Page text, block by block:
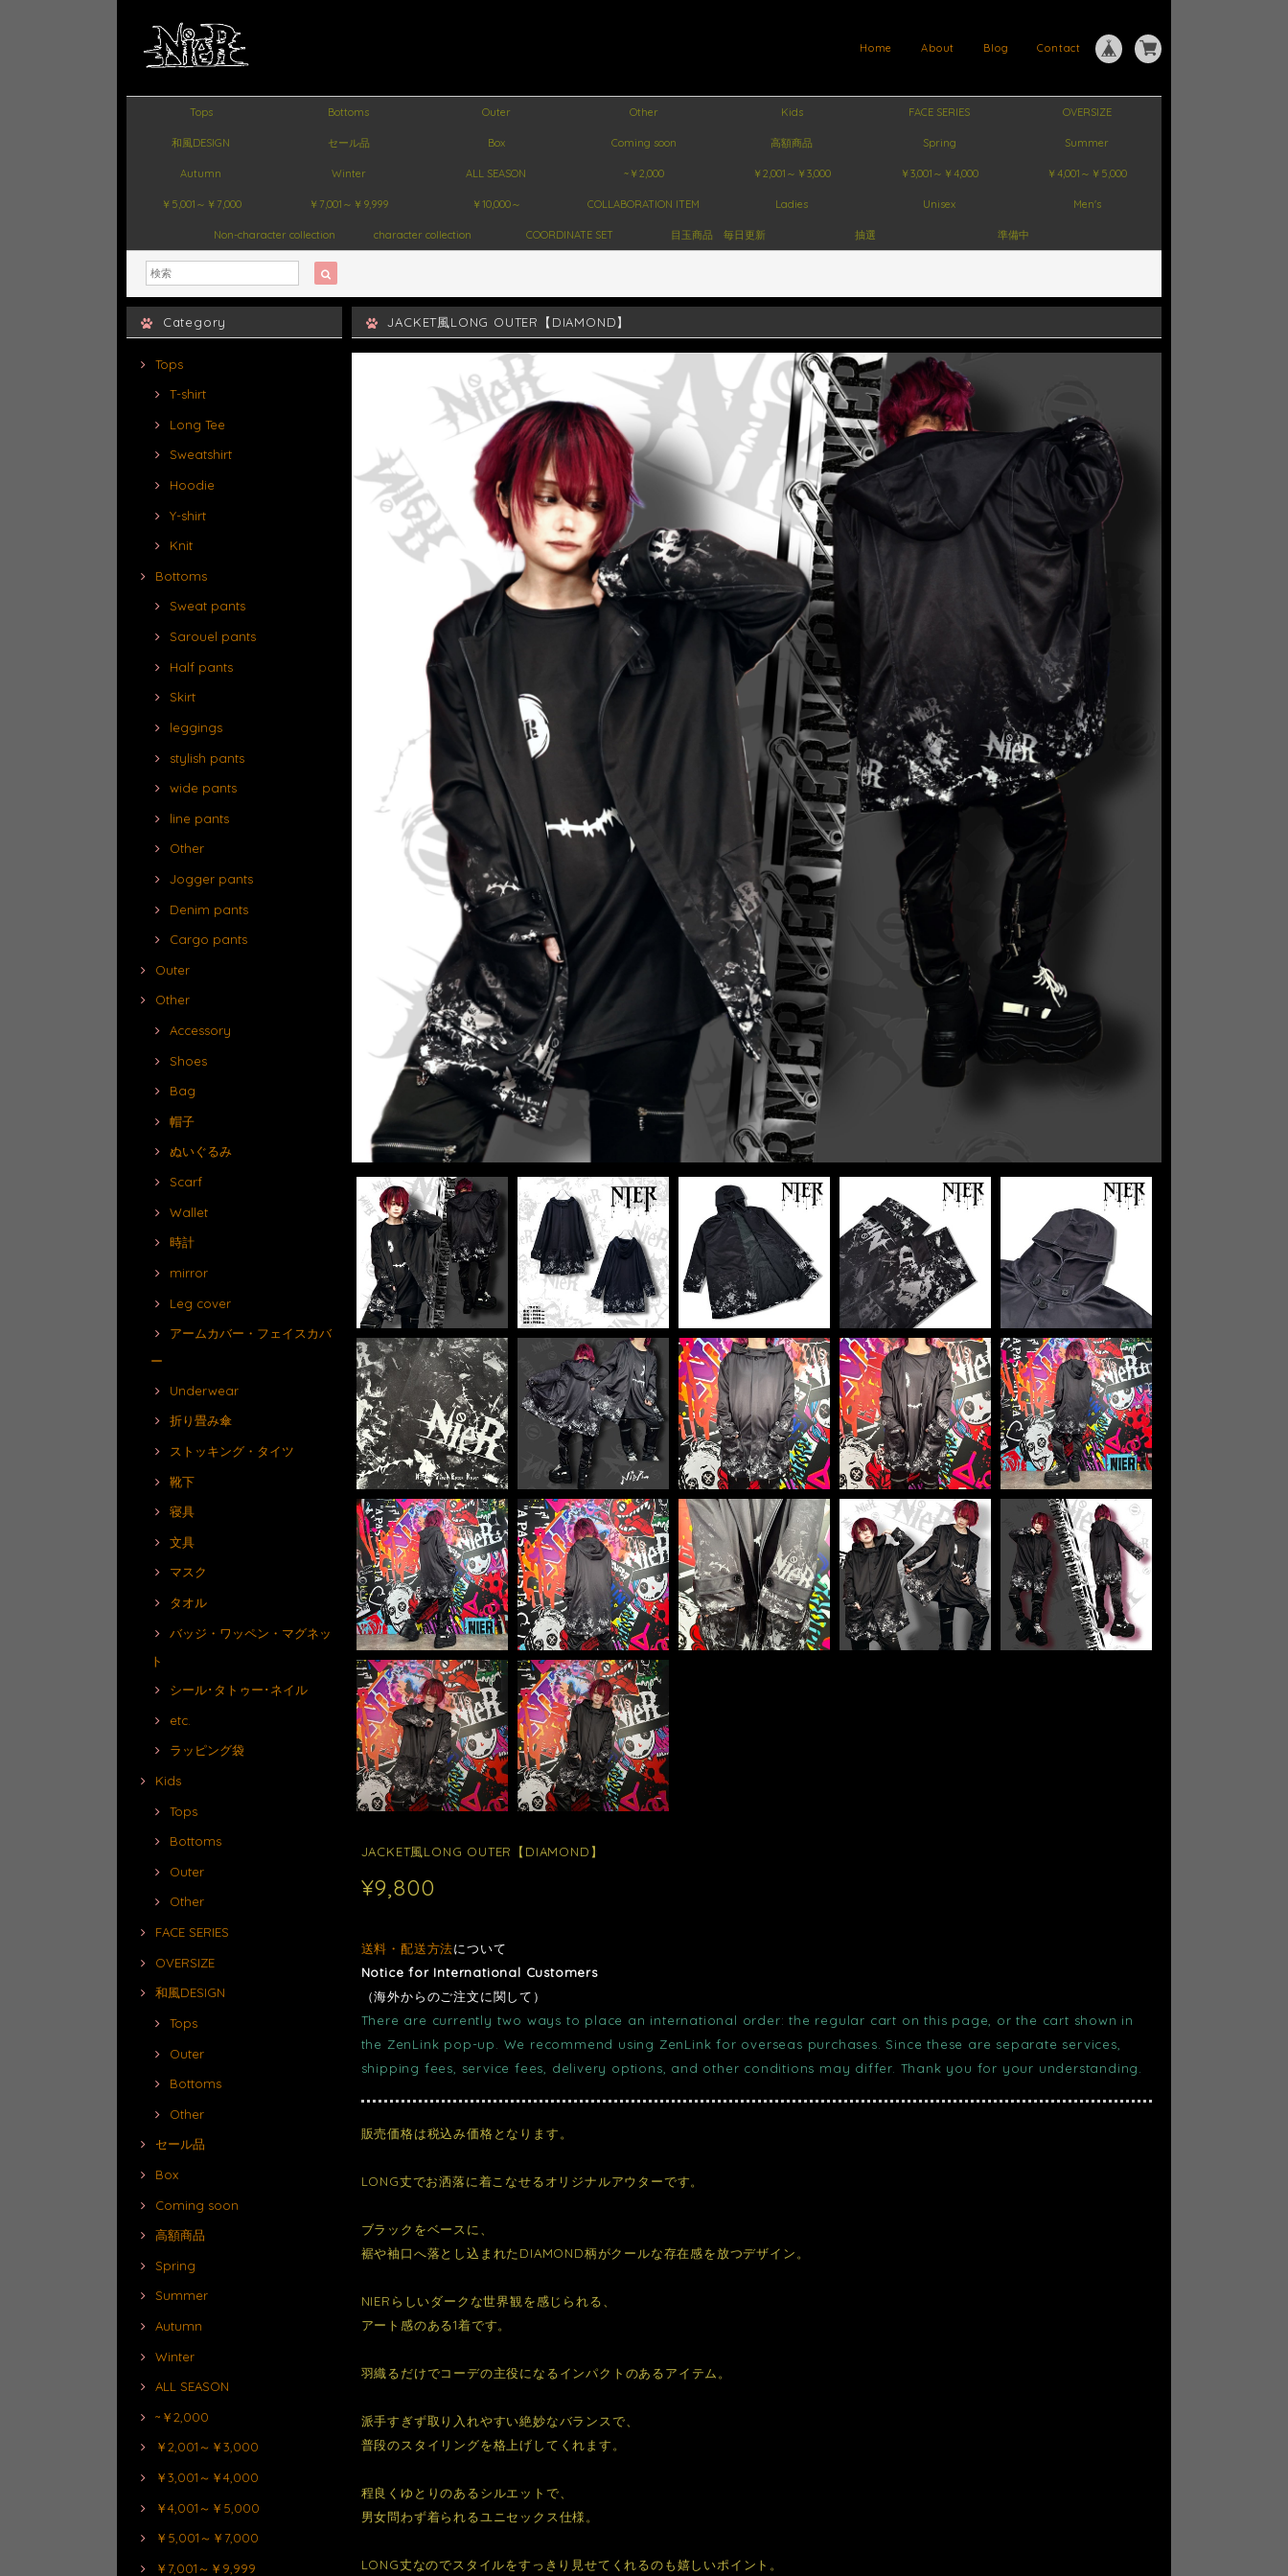
Contact
Blog
About
Home
Tops Bottoms Outer Other Kids FACE SERIES OVERSIZE
和風DESIGN セール品 Box Coming soon 高額商品 Spring Summer
Autumn Winter ALL SEASON ~￥2,000 ￥2,001～￥3,000 ￥3,001～￥4,000 ￥4,001～￥5,000
￥5,001～￥7,000 ￥7,001～￥9,999 ￥10,000～ COLLABORATION ITEM Ladies Unisex Men's
Non-character collection character collection COORDINATE SET 目玉商品 毎日更新 抽選 準備中
Category
Tops
T-shirt
Long Tee
Sweatshirt
Hoodie
Y-shirt
Knit
Bottoms
Sweat pants
Sarouel pants
Half pants
Skirt
leggings
stylish pants
wide pants
line pants
Other
Jogger pants
Denim pants
Cargo pants
Outer
Other
Accessory
Shoes
Bag
帽子
ぬいぐるみ
Scarf
Wallet
時計
mirror
Leg cover
アームカバー・フェイスカバ
ー
Underwear
折り畳み傘
ストッキング・タイツ
靴下
寝具
文具
マスク
タオル
バッジ・ワッペン・マグネッ
ト
シール･タトゥー･ネイル
etc.
ラッピング袋
Kids
Tops
Bottoms
Outer
Other
FACE SERIES
OVERSIZE
和風DESIGN
Tops
Outer
Bottoms
Other
セール品
Box
Coming soon
高額商品
Spring
Summer
Autumn
Winter
ALL SEASON
~￥2,000
￥2,001～￥3,000
￥3,001～￥4,000
￥4,001～￥5,000
￥5,001～￥7,000
￥7,001～￥9,999
JACKET風LONG OUTER【DIAMOND】
JACKET風LONG OUTER【DIAMOND】
¥9,800
送料・配送方法について
Notice for International Customers
（海外からのご注文に関して）
There are currently two ways to place an international order: the regular cart on this page, or the cart shown in
the ZenLink pop-up. We recommend using ZenLink for overseas purchases. Since these are separate services,
shipping fees, service fees, delivery options, and other conditions may differ. Thank you for your understanding.
販売価格は税込み価格となります。
LONG丈でお洒落に着こなせるオリジナルアウターです。
ブラックをベースに、
裾や袖口へ落とし込まれたDIAMOND柄がクールな存在感を放つデザイン。
NIERらしいダークな世界観を感じられる、
アート感のある1着です。
羽織るだけでコーデの主役になるインパクトのあるアイテム。
派手すぎず取り入れやすい絶妙なバランスで、
普段のスタイリングを格上げしてくれます。
程良くゆとりのあるシルエットで、
男女問わず着られるユニセックス仕様。
LONG丈なのでスタイルをすっきり見せてくれるのも嬉しいポイント。